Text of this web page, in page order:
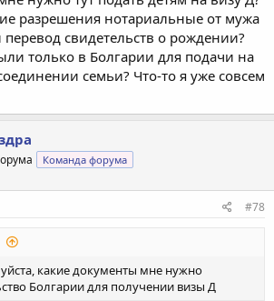
разрешения нотариальные от мужа
свидетельств о рождении?
только в Болгарии для подачи на
семьи? Что-то я уже совсем
Команда форума
#78
какие документы мне нужно
Болгарии для получении визы Д